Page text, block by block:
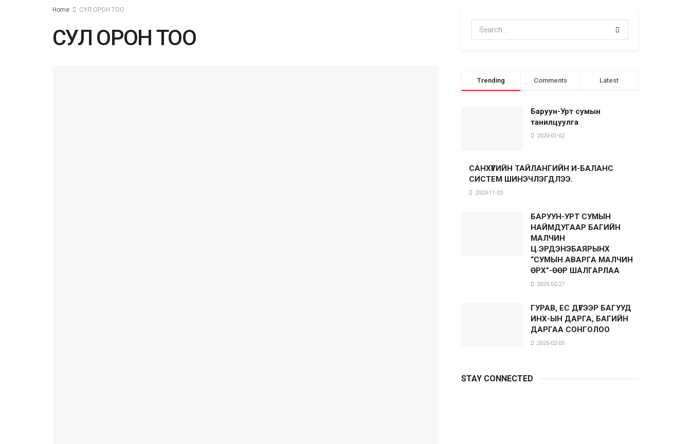
Home СУЛ ОРОН ТОО
СУЛ ОРОН ТОО
Trending Comments Latest
Баруун-Урт сумын
танилцуулга
2020-01-02
САНХҮҮГИЙН ТАЙЛАНГИЙН И-БАЛАНС
СИСТЕМ ШИНЭЧЛЭГДЛЭЭ.
2023-11-23
БАРУУН-УРТ СУМЫН
НАЙМДУГААР БАГИЙН
МАЛЧИН
Ц.ЭРДЭНЭБАЯРЫНХ
“СУМЫН АВАРГА МАЛЧИН
ӨРХ”-ӨӨР ШАЛГАРЛАА
2025-02-27
ГУРАВ, ЕС ДҮГЭЭР БАГУУД
ИНХ-ЫН ДАРГА, БАГИЙН
ДАРГАА СОНГОЛОО
2025-02-05
STAY CONNECTED